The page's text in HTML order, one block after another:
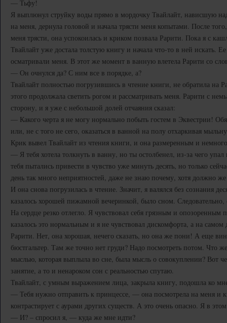
— Тьфу!
Я выплюнул струйку воды прямо в мордочку Твайлайт, нависшую
на меня, дернула головой и начала трясти меня копытами. После
меня трясти, она успокоилась и криком позвала Рарити. Пока я с
Твайлайт уже достала толстую книгу и начала что-то в ней искать. Ее
осматривали меня. В этот же момент в ванную влетела Рарити со
— Он очнулся да? С ним все в порядке, а?
Твайлайт полностью погрузившись в чтение книги, не обратила на
этого продолжала светить рогом и рассматривать меня. Рарити с
сторону, и я уже с небольшой долей отчаяния сказал:
— Какого черта я не могу нормально побыть гостем в Эквестрии!
или, не с того не сего, оказаться в ванной на полу отхаркивая
Крик вывел Твайлайт из чтения книги, и она размеренным и
— Я тебя хотела толкнуть в ванну, но ты остолбенел, из-за чего
тебя пытались привести в чувство уже минуть десять, но только
день так много неприятностей, даже не знаю почему, хотя должно
И она снова погрузилась в чтение. Значит, я валялся без сознания
казалось хорошей пижамной вечеринкой, было сном.
На сердце резко отлегло. Я чувствовал себя грязным и опозоренным
казалось это нормальным и я не чувствовал дискомфорта, а на самом
Рарити. Нет, она хорошая, нечего сказать, но она же пони! А еще
бюстгальтер. Там же точно нет груди? Надо посмотреть потом. Что
мыслью, которая выплыла во сне, была мысль о совокуплении? Вот
занятие, а то и ненароком сон с реальностью спутаю.
Твайлайт, с умным выражением лица, закрыла книгу, подошла ко
— Тебя нужно отправить к принцессе, — она посмотрела на меня и
контрастирует с аурами других существ. А это очень опасно. Я в
— И? – спросил я, — куда же мне идти?